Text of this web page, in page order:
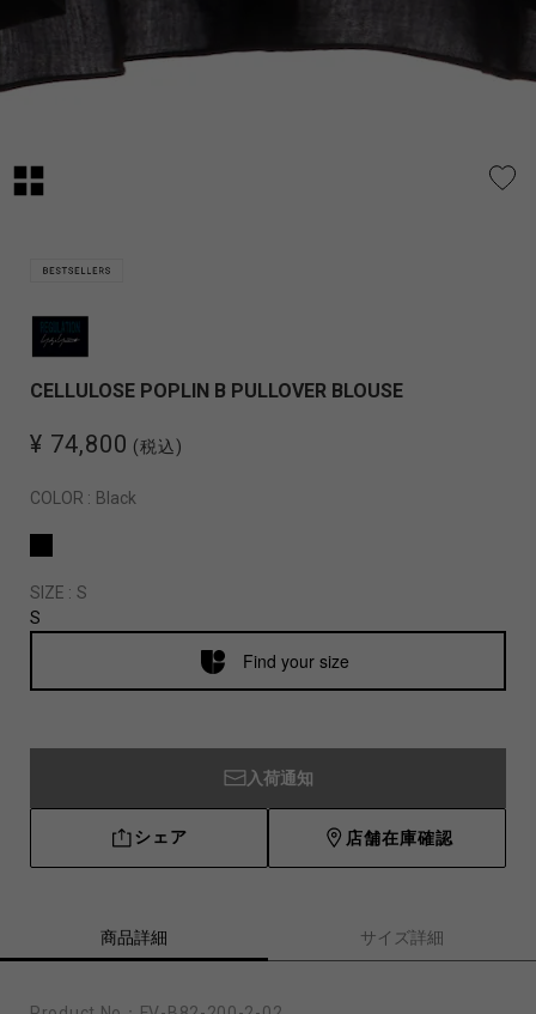
CELLULOSE POPLIN B PULLOVER BLOUSE
¥ 74,800 (税込)
COLOR : Black
SIZE : S
S
Find your size
入荷通知
シェア 店舗在庫確認
商品詳細 サイズ詳細